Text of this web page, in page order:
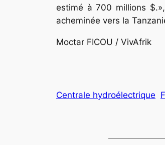
estimé à 700 millions
acheminée vers la
Moctar FICOU / VivAfrik
Centrale hydroélectrique